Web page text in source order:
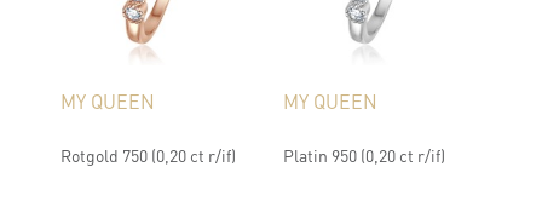
MY QUEEN
Rotgold 750 (0,20 ct r/if)
MY QUEEN
Platin 950 (0,20 ct r/if)